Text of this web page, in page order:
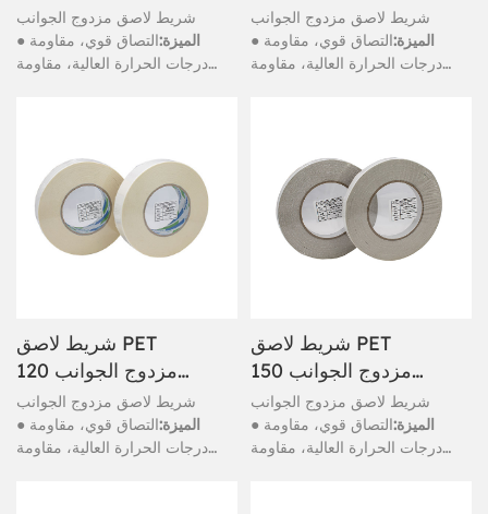
ميكرومتر، قائم على
المذيبات
شريط لاصق مزدوج الجوانب
● الميزة:التصاق قوي، مقاومة
درجات الحرارة العالية، مقاومة
ميكرومتر، قائم على
المذيبات
شريط لاصق مزدوج الجوانب
● الميزة:التصاق قوي، مقاومة
درجات الحرارة العالية، مقاومة
شريط لاصق PET
مزدوج الجوانب 120
ميكرومتر قائم على
المذيبات
شريط لاصق مزدوج الجوانب
● الميزة:التصاق قوي، مقاومة
درجات الحرارة العالية، مقاومة
شريط لاصق PET
مزدوج الجوانب 150
ميكرومتر، قائم على
المذيبات
شريط لاصق مزدوج الجوانب
● الميزة:التصاق قوي، مقاومة
درجات الحرارة العالية، مقاومة